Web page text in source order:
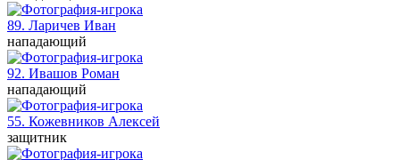
89. Ларичев Иван
нападающий
92. Ивашов Роман
нападающий
55. Кожевников Алексей
защитник